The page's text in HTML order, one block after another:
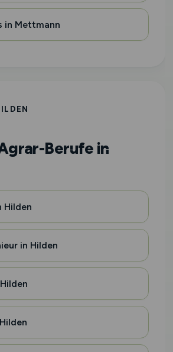
in Mettmann
Berufe in
Hilden
in Hilden